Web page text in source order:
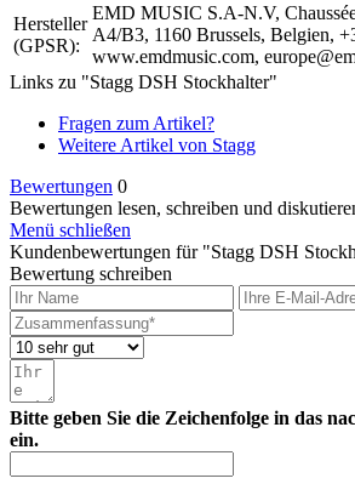
Hersteller
(GPSR):
EMD MUSIC S.A-N.V,
A4/B3, 1160 Brussels, Belgien,
www.emdmusic.com,
Links zu "Stagg DSH Stockhalter"
Fragen zum Artikel?
Weitere Artikel von Stagg
Bewertungen 0
Bewertungen lesen, schreiben und
Menü schließen
Kundenbewertungen für "Stagg DSH
Bewertung schreiben
Bitte geben Sie die Zeichenfolge in das
ein.